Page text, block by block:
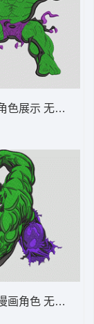
枪
雄-
色展示 无敌浩克
画角色 无敌浩克